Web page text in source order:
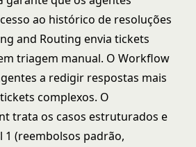
ao histórico de resoluções
and Routing envia tickets
triagem manual. O Workflow
a redigir respostas mais
complexos. O
trata os casos estruturados e
1 (reembolsos padrão,